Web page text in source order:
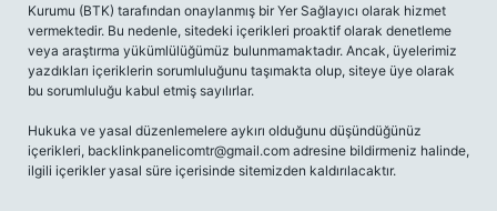
Kurumu (BTK) tarafından onaylanmış bir Yer Sağlayıcı olarak hizmet
vermektedir. Bu nedenle, sitedeki içerikleri proaktif olarak denetleme
veya araştırma yükümlülüğümüz bulunmamaktadır. Ancak, üyelerimiz
yazdıkları içeriklerin sorumluluğunu taşımakta olup, siteye üye olarak
bu sorumluluğu kabul etmiş sayılırlar.
Hukuka ve yasal düzenlemelere aykırı olduğunu düşündüğünüz
içerikleri, backlinkpanelicomtr@gmail.com adresine bildirmeniz halinde,
ilgili içerikler yasal süre içerisinde sitemizden kaldırılacaktır.